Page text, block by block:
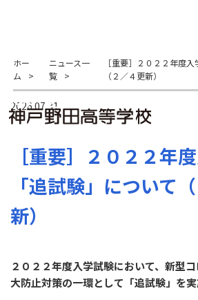
ホー
ム
>
ニュース一
覧
>
［重要］２０２２年度
（２／４更新）
2026.07.31
［重要］２０２２年
「追試験」について
新）
２０２２年度入学試験において、新型
大防止対策の一環として「追試験」を実